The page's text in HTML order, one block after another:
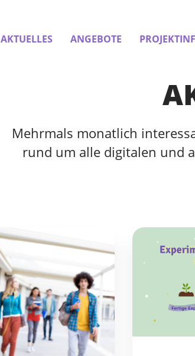
AKTUELLES ANGEBOTE
Mehrmals monatlich
rund um alle digitalen und